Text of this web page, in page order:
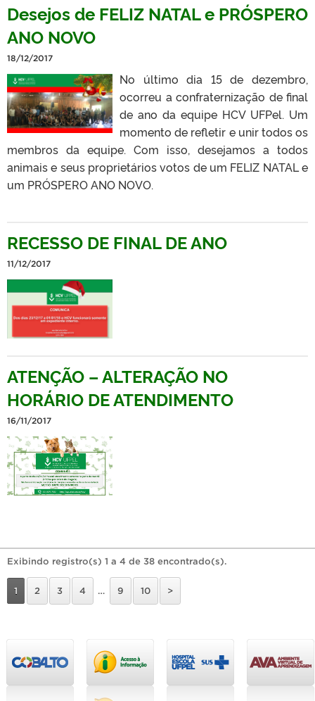
Desejos de FELIZ NATAL e PRÓSPERO
ANO NOVO
18/12/2017
No último dia 15 de dezembro,
ocorreu a confraternização de final
de ano da equipe HCV UFPel. Um
momento de refletir e unir todos os
membros da equipe. Com isso, desejamos a todos
animais e seus proprietários votos de um FELIZ NATAL e
um PRÓSPERO ANO NOVO.
RECESSO DE FINAL DE ANO
11/12/2017
ATENÇÃO – ALTERAÇÃO NO
HORÁRIO DE ATENDIMENTO
16/11/2017
Exibindo registro(s) 1 a 4 de 38 encontrado(s).
1 2 3 4 … 9 10 >